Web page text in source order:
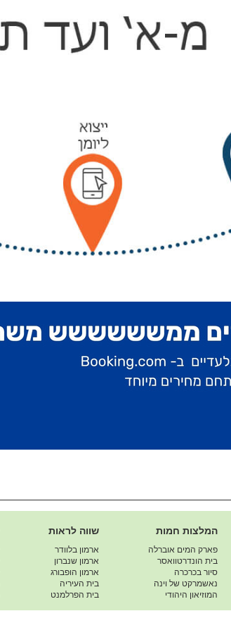
המלצות חמות
פארק המים אוברלה
בית הונדרטוואסר
סיור בכרכרה
נאשמרקט של וינה
המוזיאון היהודי
שווה לראות
ארמון בלוודר
ארמון שנברון
ארמון הופבורג
בית העיריה
בית הפרלמנט